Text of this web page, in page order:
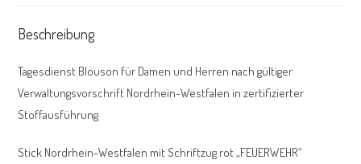
Beschreibung
Tagesdienst Blouson für Damen und Herren nach gültiger
Verwaltungsvorschrift Nordrhein-Westfalen in zertifizierter
Stoffausführung
Stick Nordrhein-Westfalen mit Schriftzug rot „FEUERWEHR“